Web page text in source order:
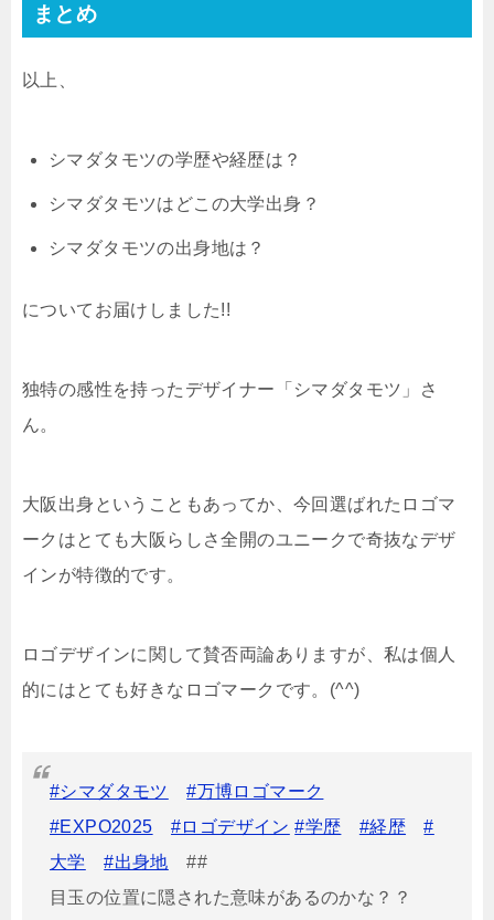
まとめ
以上、
シマダタモツの学歴や経歴は？
シマダタモツはどこの大学出身？
シマダタモツの出身地は？
についてお届けしました!!
独特の感性を持ったデザイナー「シマダタモツ」さ
ん。
大阪出身ということもあってか、今回選ばれたロゴマ
ークはとても大阪らしさ全開のユニークで奇抜なデザ
インが特徴的です。
ロゴデザインに関して賛否両論ありますが、私は個人
的にはとても好きなロゴマークです。(^^)
#シマダタモツ
#万博ロゴマーク
#EXPO2025
#ロゴデザイン #学歴 #経歴
#
大学
#出身地 ##
目玉の位置に隠された意味があるのかな？？